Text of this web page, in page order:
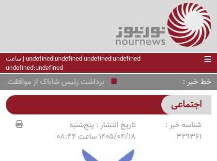
undefined undefined undefined undefined | ساعت
undefined:undefined
خط خبر برداشت رئیس شاباک از موافقت
اجتماعی
شناسه خبر :
329361
تاریخ انتشار :پنج‌شنبه
1405/04/18 ساعت 08:44